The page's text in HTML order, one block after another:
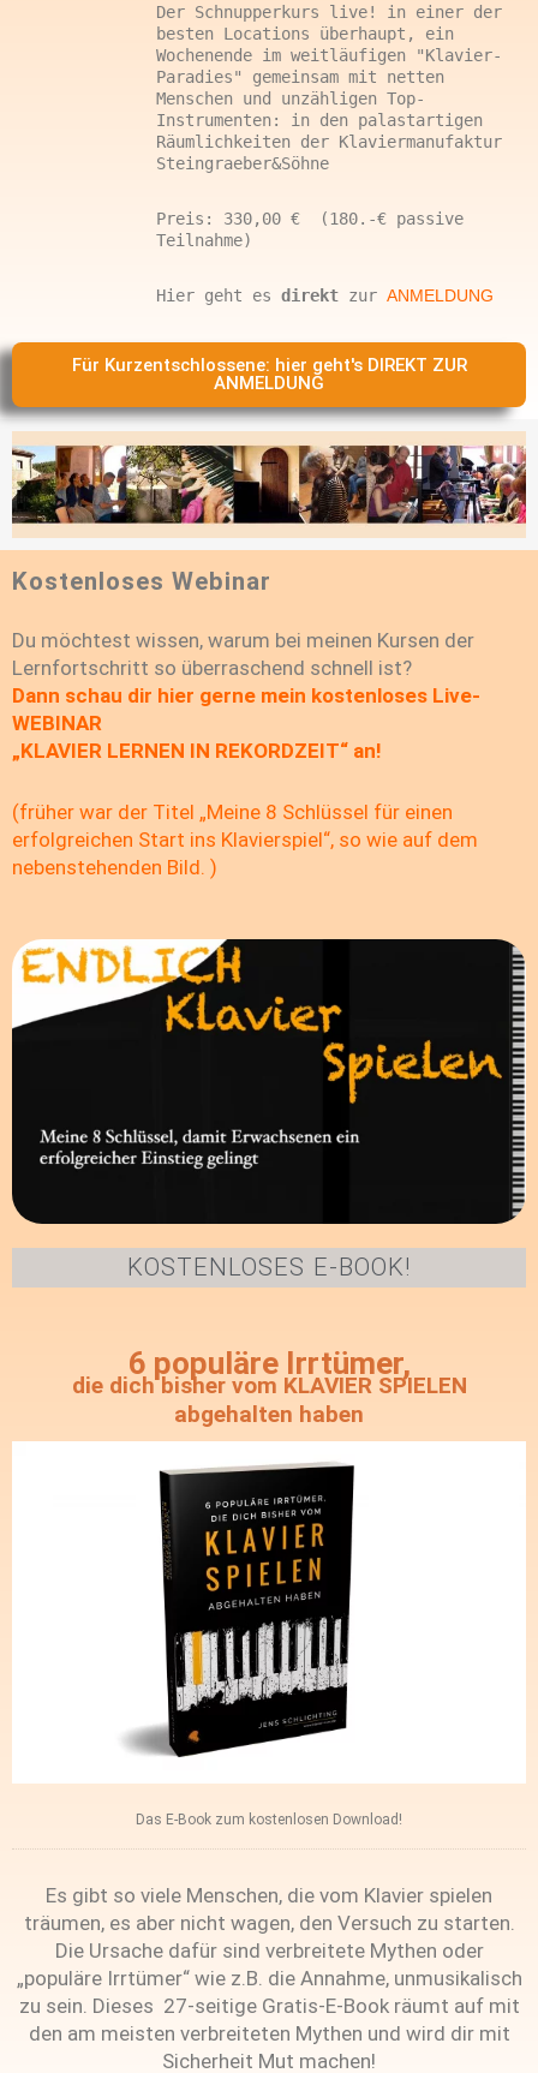
Der Schnupperkurs live! in einer der
besten Locations überhaupt, ein
Wochenende im weitläufigen "Klavier-
Paradies" gemeinsam mit netten
Menschen und unzähligen Top-
Instrumenten: in den palastartigen
Räumlichkeiten der Klaviermanufaktur
Steingraeber&Söhne
Preis: 330,00 € (180.-€ passive
Teilnahme)
Hier geht es direkt zur ANMELDUNG
Für Kurzentschlossene: hier geht's DIREKT ZUR
ANMELDUNG
Kostenloses Webinar
Du möchtest wissen, warum bei meinen Kursen der
Lernfortschritt so überraschend schnell ist?
Dann schau dir hier gerne mein kostenloses Live-
WEBINAR
„KLAVIER LERNEN IN REKORDZEIT“ an!
(früher war der Titel „Meine 8 Schlüssel für einen
erfolgreichen Start ins Klavierspiel“, so wie auf dem
nebenstehenden Bild. )
KOSTENLOSES E-BOOK!
6 populäre Irrtümer,
die dich bisher vom KLAVIER SPIELEN
abgehalten haben
Das E-Book zum kostenlosen Download!
Es gibt so viele Menschen, die vom Klavier spielen
träumen, es aber nicht wagen, den Versuch zu starten.
Die Ursache dafür sind verbreitete Mythen oder
„populäre Irrtümer“ wie z.B. die Annahme, unmusikalisch
zu sein. Dieses 27-seitige Gratis-E-Book räumt auf mit
den am meisten verbreiteten Mythen und wird dir mit
Sicherheit Mut machen!